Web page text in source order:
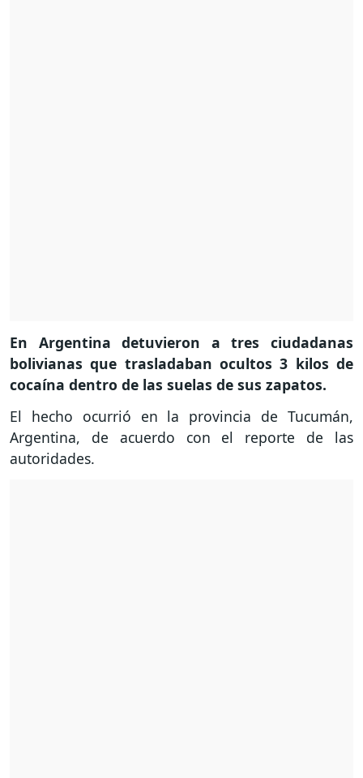
En Argentina detuvieron a tres ciudadanas
bolivianas que trasladaban ocultos 3 kilos de
cocaína dentro de las suelas de sus zapatos.
El hecho ocurrió en la provincia de Tucumán,
Argentina, de acuerdo con el reporte de las
autoridades.